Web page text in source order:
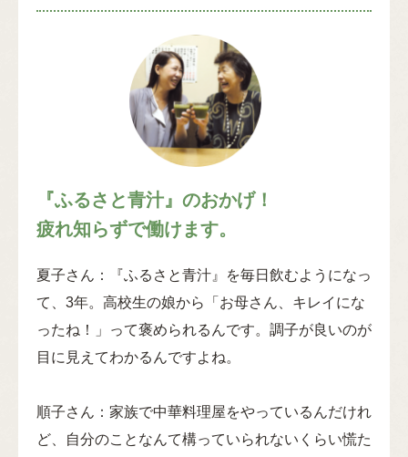
『ふるさと青汁』のおかげ！
疲れ知らずで働けます。
夏子さん：『ふるさと青汁』を毎日飲むようになっ
て、3年。高校生の娘から「お母さん、キレイにな
ったね！」って褒められるんです。調子が良いのが
目に見えてわかるんですよね。
順子さん：家族で中華料理屋をやっているんだけれ
ど、自分のことなんて構っていられないくらい慌た